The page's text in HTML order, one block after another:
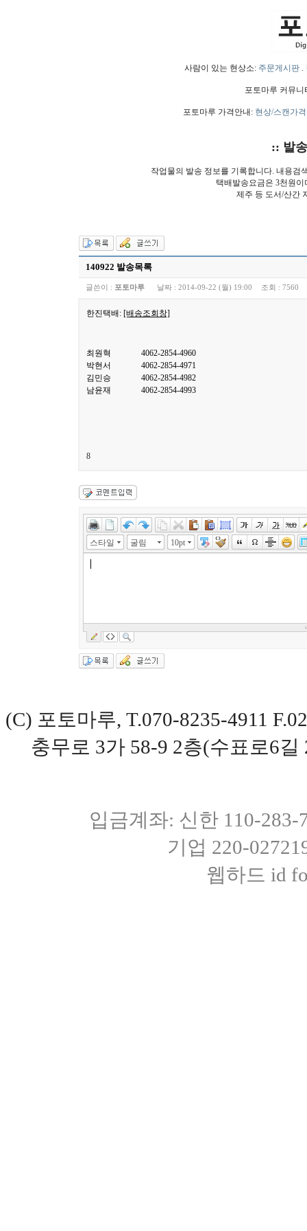
사람이 있는 현상소: 주문게시판.
포토마루 커뮤
포토마루 가격안내: 현상/스캔가격
:: 발
작업물의 발송 정보를 기록합니다. 내용검
택배발송요금은 3천원
제주 등 도서/산간
140922 발송목록
글쓴이 : 포토마루 날짜 : 2014-09-22 (월) 19:00 조회 : 7560
한진택배: [배송조회창]
최원혁
4062-2854-4960
박현서
4062-2854-4971
김민승
4062-2854-4982
남윤재
4062-2854-4993
8
스타일 굴림 10pt
(C) 포토마루, T.070-8235-4911
충무로 3가 58-9 2층(수표로6
입금계좌: 신한 110-
기업 220-
웹하드 id